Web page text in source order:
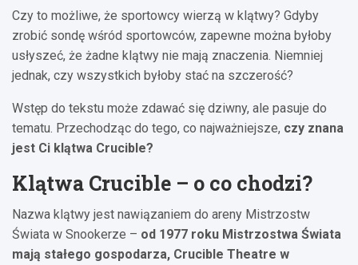
Czy to możliwe, że sportowcy wierzą w klątwy? Gdyby
zrobić sondę wśród sportowców, zapewne można byłoby
usłyszeć, że żadne klątwy nie mają znaczenia. Niemniej
jednak, czy wszystkich byłoby stać na szczerość?
Wstęp do tekstu może zdawać się dziwny, ale pasuje do
tematu. Przechodząc do tego, co najważniejsze, czy znana
jest Ci klątwa Crucible?
Klątwa Crucible – o co chodzi?
Nazwa klątwy jest nawiązaniem do areny Mistrzostw
Świata w Snookerze – od 1977 roku Mistrzostwa Świata
mają stałego gospodarza, Crucible Theatre w